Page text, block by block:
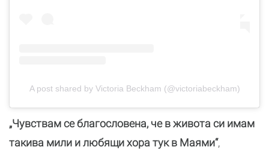
A post shared by Victoria Beckham (@victoriabeckham)
„Чувствам се благословена, че в живота си имам
такива мили и любящи хора тук в Маями“,